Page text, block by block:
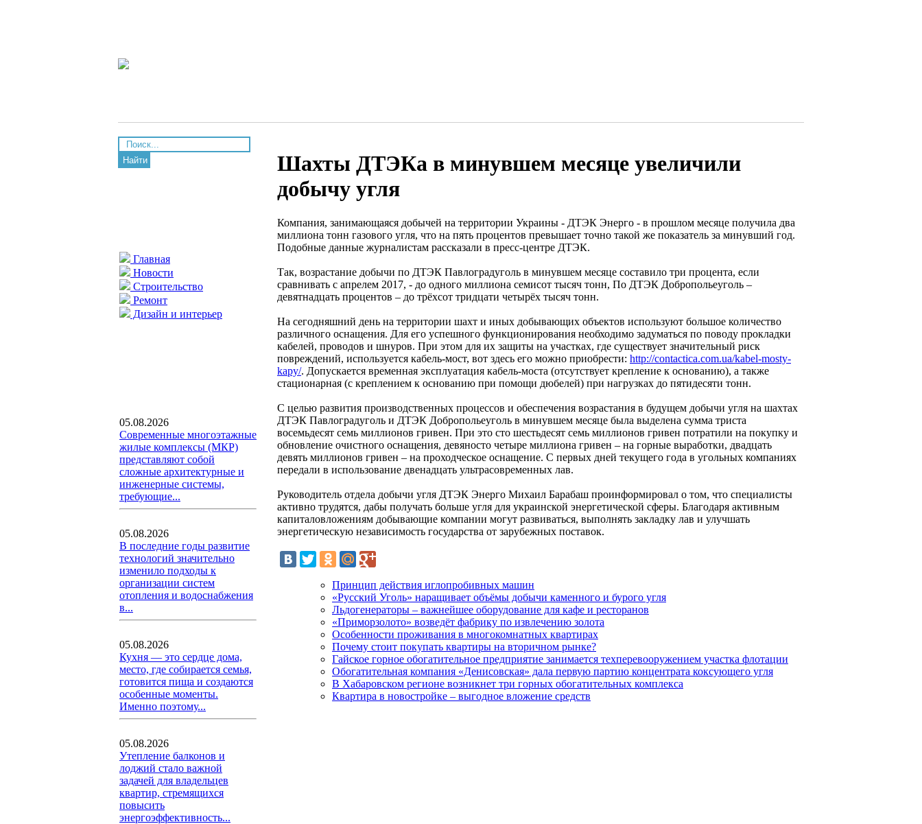
Найти
Главная
Новости
Строительство
Ремонт
Дизайн и интерьер
05.08.2026
Современные многоэтажные
жилые комплексы (МКР)
представляют собой
сложные архитектурные и
инженерные системы,
требующие...
05.08.2026
В последние годы развитие
технологий значительно
изменило подходы к
организации систем
отопления и водоснабжения
в...
05.08.2026
Кухня — это сердце дома,
место, где собирается семья,
готовится пища и создаются
особенные моменты.
Именно поэтому...
05.08.2026
Утепление балконов и
лоджий стало важной
задачей для владельцев
квартир, стремящихся
повысить
энергоэффективность...
Шахты ДТЭКа в минувшем месяце увеличили
добычу угля
Компания, занимающаяся добычей на территории Украины - ДТЭК Энерго - в прошлом месяце получила два
миллиона тонн газового угля, что на пять процентов превышает точно такой же показатель за минувший год.
Подобные данные журналистам рассказали в пресс-центре ДТЭК.
Так, возрастание добычи по ДТЭК Павлоградуголь в минувшем месяце составило три процента, если
сравнивать с апрелем 2017, - до одного миллиона семисот тысяч тонн, По ДТЭК Добропольеуголь –
девятнадцать процентов – до трёхсот тридцати четырёх тысяч тонн.
На сегодняшний день на территории шахт и иных добывающих объектов используют большое количество
различного оснащения. Для его успешного функционирования необходимо задуматься по поводу прокладки
кабелей, проводов и шнуров. При этом для их защиты на участках, где существует значительный риск
повреждений, используется кабель-мост, вот здесь его можно приобрести: http://contactica.com.ua/kabel-mosty-
kapy/. Допускается временная эксплуатация кабель-моста (отсутствует крепление к основанию), а также
стационарная (с креплением к основанию при помощи дюбелей) при нагрузках до пятидесяти тонн.
С целью развития производственных процессов и обеспечения возрастания в будущем добычи угля на шахтах
ДТЭК Павлоградуголь и ДТЭК Добропольеуголь в минувшем месяце была выделена сумма триста
восемьдесят семь миллионов гривен. При это сто шестьдесят семь миллионов гривен потратили на покупку и
обновление очистного оснащения, девяносто четыре миллиона гривен – на горные выработки, двадцать
девять миллионов гривен – на проходческое оснащение. С первых дней текущего года в угольных компаниях
передали в использование двенадцать ультрасовременных лав.
Руководитель отдела добычи угля ДТЭК Энерго Михаил Барабаш проинформировал о том, что специалисты
активно трудятся, дабы получать больше угля для украинской энергетической сферы. Благодаря активным
капиталовложениям добывающие компании могут развиваться, выполнять закладку лав и улучшать
энергетическую независимость государства от зарубежных поставок.
Принцип действия иглопробивных машин
«Русский Уголь» наращивает объёмы добычи каменного и бурого угля
Льдогенераторы – важнейшее оборудование для кафе и ресторанов
«Приморзолото» возведёт фабрику по извлечению золота
Особенности проживания в многокомнатных квартирах
Почему стоит покупать квартиры на вторичном рынке?
Гайское горное обогатительное предприятие занимается техперевооружением участка флотации
Обогатительная компания «Денисовская» дала первую партию концентрата коксующего угля
В Хабаровском регионе возникнет три горных обогатительных комплекса
Квартира в новостройке – выгодное вложение средств